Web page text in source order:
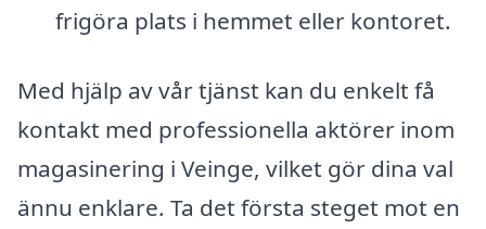
frigöra plats i hemmet eller kontoret.
Med hjälp av vår tjänst kan du enkelt få
kontakt med professionella aktörer inom
magasinering i Veinge, vilket gör dina val
ännu enklare. Ta det första steget mot en